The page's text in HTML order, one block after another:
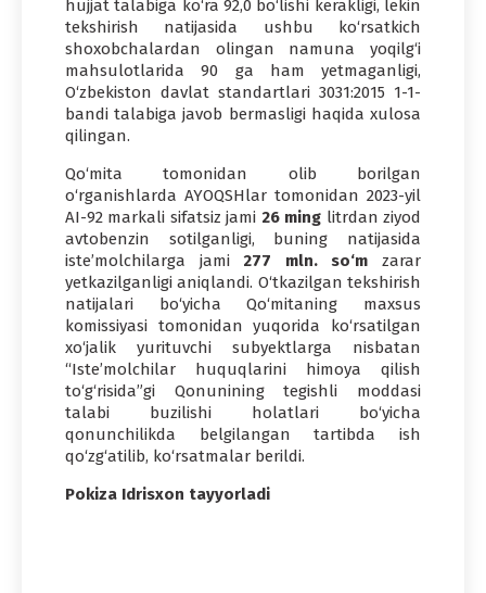
huj­jat talabiga ko‘ra 92,0 bo‘lishi kerakligi, lekin
tek­­shirish natijasida ushbu ko‘rsatkich
shoxobchalardan olin­gan namuna yoqilg‘i
mahsulotlarida 90 ga ham yetma­gan­ligi,
O‘zbekiston davlat standartlari 3031:2015 1-1-
bandi talabiga javob bermasligi haqida xulosa
qilingan.
Qo‘mita tomonidan olib borilgan
o‘rganishlarda AYOQSHlar tomonidan 2023-yil
AI-92 markali sifatsiz jami 26 ming litrdan ziyod
avtobenzin sotilganligi, buning natijasida
iste’molchilarga jami 277 mln. so‘m zarar
yetkazilganligi aniqlandi. O‘tkazilgan ­tekshirish
natijalari bo‘yicha Qo‘mitaning maxsus
komissiyasi tomonidan yuqorida ko‘rsatilgan
xo‘jalik yurituvchi subyekt­larga nisbatan
“Iste’molchilar huquqlarini himoya qilish
to‘g‘risida”gi Qonunining tegishli moddasi
talabi buzilishi holatlari bo‘yicha
qonunchilikda belgilangan tartibda ish
qo‘zg‘atilib, ko‘rsatmalar berildi.
Pokiza Idrisxon tayyorladi